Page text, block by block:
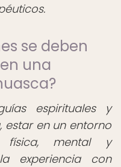
se deben
una
espirituales y
estar en un entorno
física, mental y
experiencia con